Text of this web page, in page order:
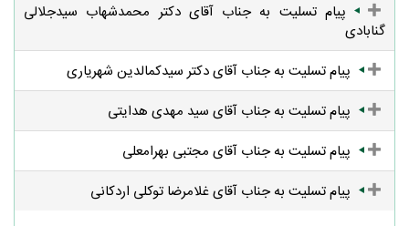
پیام تسلیت به جناب آقای دکتر محمدشهاب سیدجلالی
گنابادی
پیام تسلیت به جناب آقای دکتر سیدکمالدین شهریاری
پیام تسلیت به جناب آقای سید مهدی هدایتی
پیام تسلیت به جناب آقای مجتبی بهرامعلی
پیام تسلیت به جناب آقای غلامرضا توکلی اردکانی